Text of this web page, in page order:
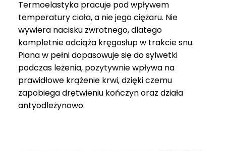
Termoelastyka pracuje pod wpływem
temperatury ciała, a nie jego ciężaru. Nie
wywiera nacisku zwrotnego, dlatego
kompletnie odciąża kręgosłup w trakcie snu.
Piana w pełni dopasowuje się do sylwetki
podczas leżenia, pozytywnie wpływa na
prawidłowe krążenie krwi, dzięki czemu
zapobiega drętwieniu kończyn oraz działa
antyodleżynowo.